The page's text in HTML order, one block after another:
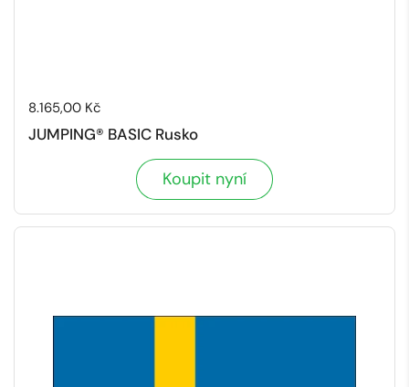
Cena:
8.165,00 Kč
JUMPING® BASIC Rusko
Koupit nyní